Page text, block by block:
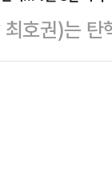
점포를 우
▲기계금
개선을 지
호권)는
시작을 4